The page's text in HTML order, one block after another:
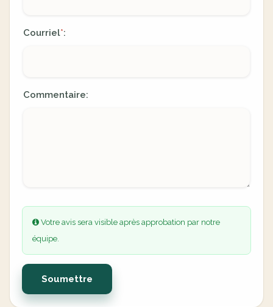
Courriel*:
Commentaire:
Votre avis sera visible après approbation par notre
équipe.
Soumettre